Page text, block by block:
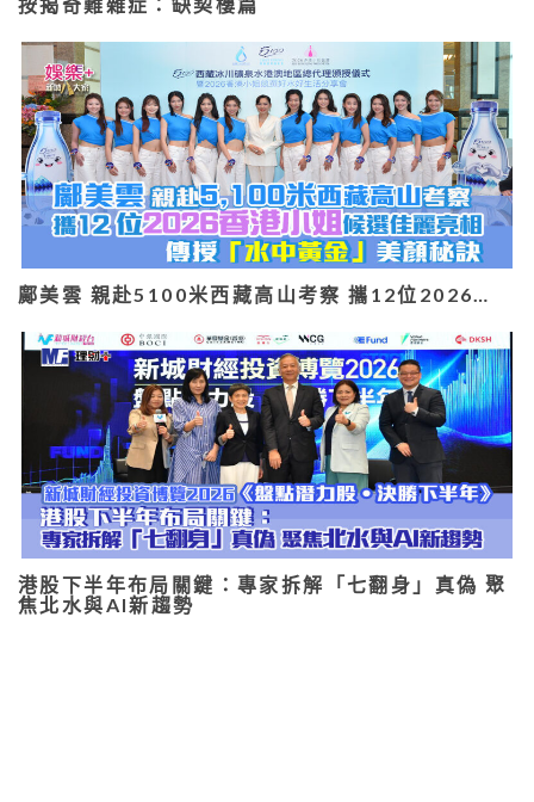
鄺美雲 親赴5100米西藏高山考察 攜12位2026…
港股下半年布局關鍵：專家拆解「七翻身」真偽 聚
焦北水與AI新趨勢